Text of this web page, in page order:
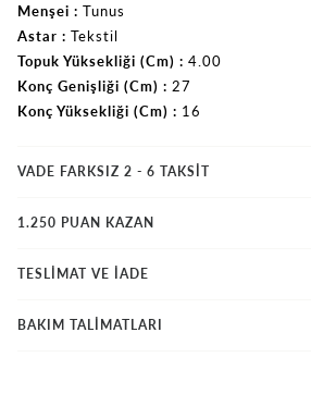
Menşei
Tunus
Astar
Tekstil
Topuk Yüksekliği (Cm)
4.00
Konç Genişliği (Cm)
27
Konç Yüksekliği (Cm)
16
VADE FARKSIZ 2 - 6 TAKSIT
1.250 PUAN KAZAN
TESLİMAT VE İADE
BAKIM TALİMATLARI